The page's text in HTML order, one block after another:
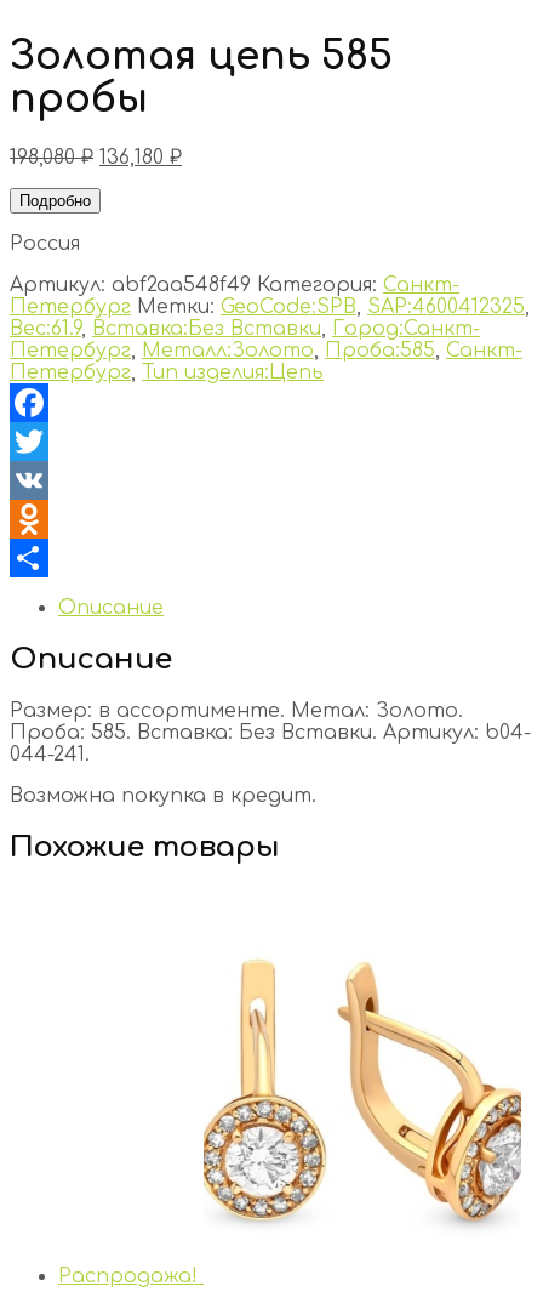
Золотая цепь 585
пробы
198,080₽ 136,180 ₽
Подробно
Россия
Артикул: abf2aa548f49 Категория: Санкт-
Петербург Метки: GeoCode:SPB, SAP:4600412325,
Вес:61.9, Вставка:Без Вставки, Город:Санкт-
Петербург, Металл:Золото, Проба:585, Санкт-
Петербург, Тип изделия:Цепь
Facebook
Twitter
VK
Odnoklassniki
Отправить
Описание
Описание
Размер: в ассортименте. Метал: Золото.
Проба: 585. Вставка: Без Вставки. Артикул: b04-
044-241.
Возможна покупка в кредит.
Похожие товары
Распродажа!